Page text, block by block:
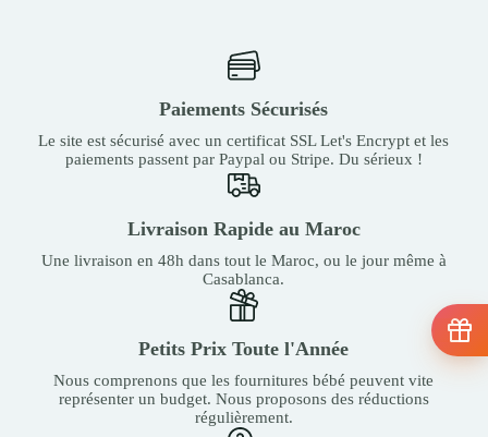
Paiements Sécurisés
Le site est sécurisé avec un certificat SSL Let's Encrypt et les
paiements passent par Paypal ou Stripe. Du sérieux !
Livraison Rapide au Maroc
Une livraison en 48h dans tout le Maroc, ou le jour même à
Casablanca.
Petits Prix Toute l'Année
Nous comprenons que les fournitures bébé peuvent vite
représenter un budget. Nous proposons des réductions
régulièrement.